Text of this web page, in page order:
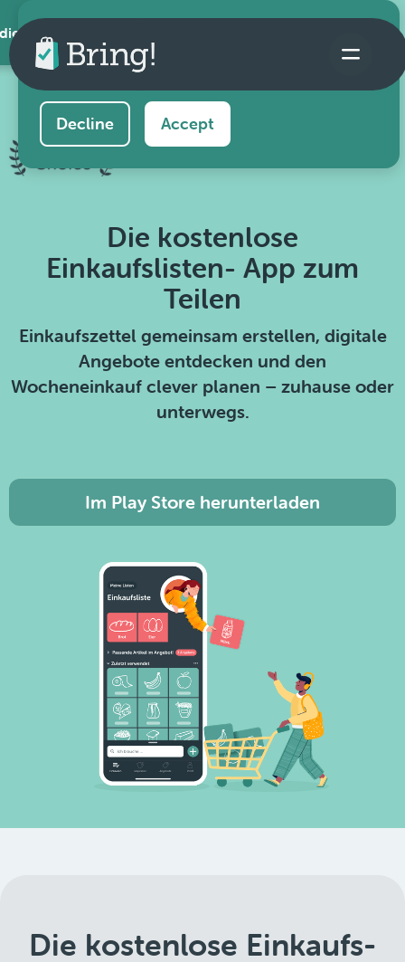
AppThis website uses cookies to ensure you get the
best experience on our website.
Decline Accept
Die kostenlose
Einkaufslisten- App zum
Teilen
Einkaufszettel gemeinsam erstellen, digitale
Angebote entdecken und den
Wocheneinkauf clever planen – zuhause oder
unterwegs.
Im Play Store herunterladen
Die kostenlose Einkaufs-